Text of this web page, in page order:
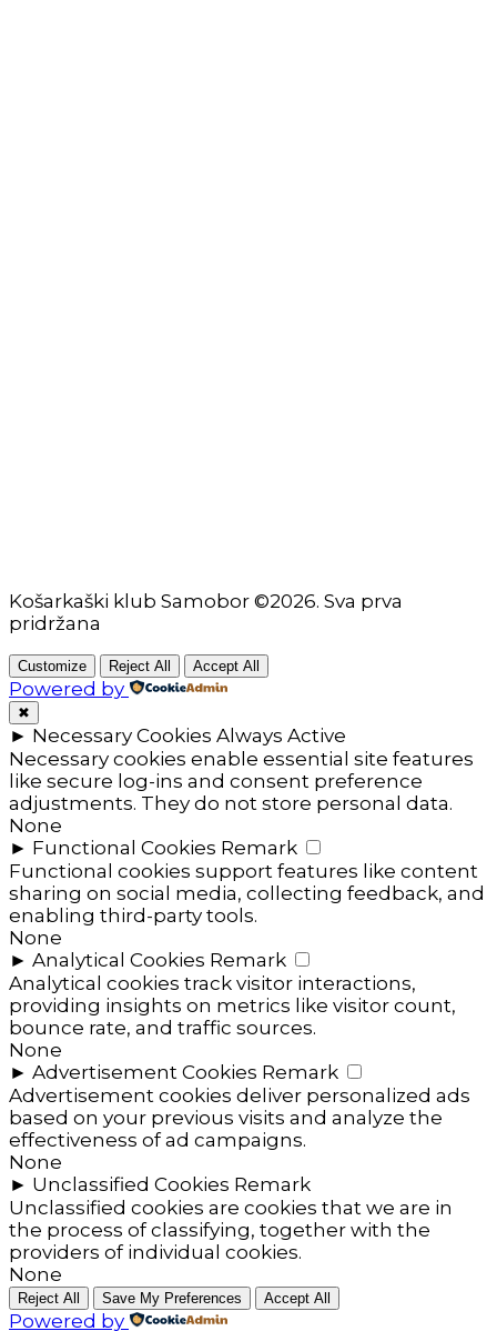
Košarkaški klub Samobor ©2026. Sva prva
pridržana
Customize Reject All Accept All
Powered by
✖
► Necessary Cookies Always Active
Necessary cookies enable essential site features
like secure log-ins and consent preference
adjustments. They do not store personal data.
None
► Functional Cookies Remark
Functional cookies support features like content
sharing on social media, collecting feedback, and
enabling third-party tools.
None
► Analytical Cookies Remark
Analytical cookies track visitor interactions,
providing insights on metrics like visitor count,
bounce rate, and traffic sources.
None
► Advertisement Cookies Remark
Advertisement cookies deliver personalized ads
based on your previous visits and analyze the
effectiveness of ad campaigns.
None
► Unclassified Cookies Remark
Unclassified cookies are cookies that we are in
the process of classifying, together with the
providers of individual cookies.
None
Reject All Save My Preferences Accept All
Powered by